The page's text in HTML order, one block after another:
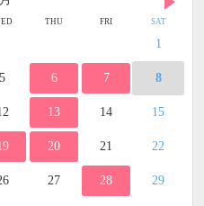
THU FRI SAT
1
5 6 7 8
13 14 15
20 21 22
27 28 29